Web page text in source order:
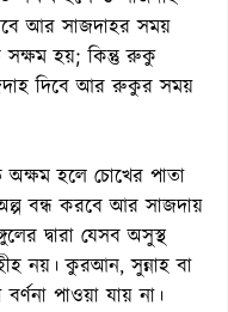
আর সাজদাহর সময়
সক্ষম হয়; কিন্তু রুকু
দিবে আর রুকুর সময়
অক্ষম হলে চোখের পাতা
বন্ধ করবে আর সাজদায়
দ্বারা যেসব অসুস্থ
নয়। কুরআন, সুন্নাহ বা
পাওয়া যায় না।